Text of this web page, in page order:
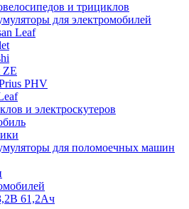
и трициклов
для электромобилей
Leaf
ZE
PHV
и электроскутеров
для поломоечных машин
61,2Ач